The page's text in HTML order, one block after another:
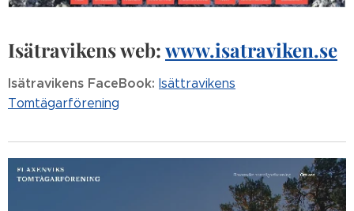
Isätravikens web:www.isatraviken.se
Isätravikens FaceBook: Isättravikens
Tomtägarförening